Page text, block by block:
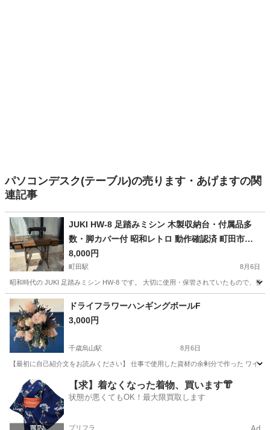
パソコンデスク(テーブル)の売ります・あげますの関
連記事
JUKI HW-8 足踏みミシン 木製収納台・付属品多
数・脚カバー付 昭和レトロ 動作確認済 町田市近
郊配送相談
8,000円
町田駅 8月6日
昭和時代の JUKI 足踏みミシン HW-8 です。 大切に使用・保管されていたもので、整
東京 町田市 町田駅
ドライフラワーハンギングボールF
3,000円
千歳烏山駅 8月6日
【最初に自己紹介文をお読みください】 仕事で使用した資材の余剰分で作った ワイ
東京 世田谷区 千歳烏山駅 インテリア雑貨/小物
ドライフラワー
【求】着なくなった着物、買います👘
状態が悪くてもOK！最大限買取します
プリフラ